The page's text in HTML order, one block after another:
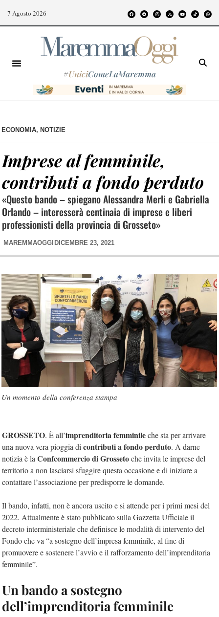
7 Agosto 2026
#UniciComeLaMaremma
ECONOMIA, NOTIZIE
Imprese al femminile,
contributi a fondo perduto
«Questo bando – spiegano Alessandra Merli e Gabriella
Orlando – interesserà centinaia di imprese e liberi
professionisti della provincia di Grosseto»
MAREMMAOGGI DICEMBRE 23, 2021
Un momento della conferenza stampa
GROSSETO. È all’imprenditoria femminileche sta per arrivare
una nuova vera pioggia di contributi a fondo perduto. A darne
notizia è la Confcommercio di Grossetoche invita le imprese del
territorio a non lasciarsi sfuggire questa occasione e di iniziare a
contattare l’associazione per predisporre le domande.
Il bando, infatti, non è ancora uscito e si attende per i primi mesi del
2022. Attualmente è stato pubblicato sulla Gazzetta Ufficiale il
decreto interministeriale che definisce le modalità di intervento del
Fondo che va “a sostegno dell’impresa femminile, al fine di
promuovere e sostenere l’avvio e il rafforzamento dell’imprenditoria
femminile”.
Un bando a sostegno
dell’imprenditoria femminile